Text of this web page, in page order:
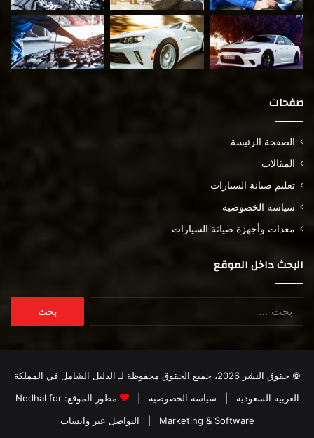
صفحات
الصفحة الرئيسة
المقالات
تعليم صيانة السيارات
سياسة الخصوصية
معدات وأجهزة صيانة السيارات
البحث داخل الموقع
© حقوق النشر 2026، جميع الحقوق محفوظة لـ
الدليل الشامل في المملكة
العربية السعودية
سياسة الخصوصية | مطور الموقع:Nedhal for
Marketing & Software
التواصل عبر واتساب